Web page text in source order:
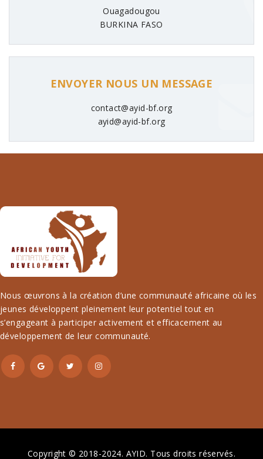
Ouagadougou
BURKINA FASO
ENVOYER NOUS UN MESSAGE
contact@ayid-bf.org
ayid@ayid-bf.org
Nous œuvrons à la création d’une communauté africaine où les
jeunes développent pleinement leur potentiel tout en
s’engageant à participer activement et efficacement au
développement de leur communauté.
Copyright © 2018-2024. AYID. Tous droits réservés.